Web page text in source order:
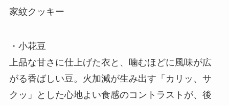
家紋クッキー
・小花豆
上品な甘さに仕上げた衣と、噛むほどに風味が広
がる香ばしい豆。火加減が生み出す「カリッ、サ
クッ」とした心地よい食感のコントラストが、後